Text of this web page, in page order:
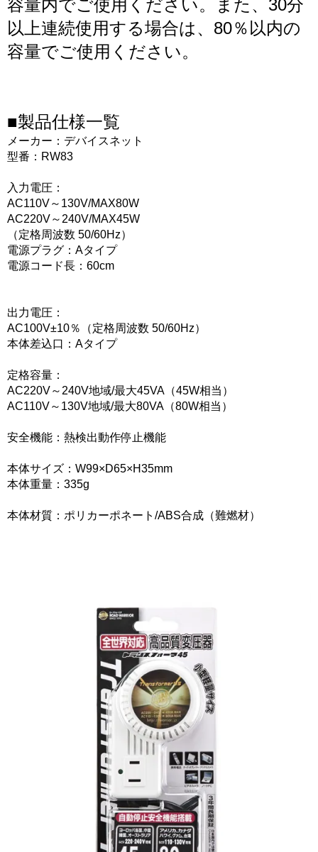
容量内でご使用ください。また、30分
以上連続使用する場合は、80％以内の
容量でご使用ください。
■製品仕様一覧
メーカー：デバイスネット
型番：RW83
入力電圧：
AC110V～130V/MAX80W
AC220V～240V/MAX45W
（定格周波数 50/60Hz）
電源プラグ：Aタイプ
電源コード長：60cm
出力電圧：
AC100V±10％（定格周波数 50/60Hz）
本体差込口：Aタイプ
定格容量：
AC220V～240V地域/最大45VA（45W相当）
AC110V～130V地域/最大80VA（80W相当）
安全機能：熱検出動作停止機能
本体サイズ：W99×D65×H35mm
本体重量：335g
本体材質：ポリカーポネート/ABS合成（難燃材）